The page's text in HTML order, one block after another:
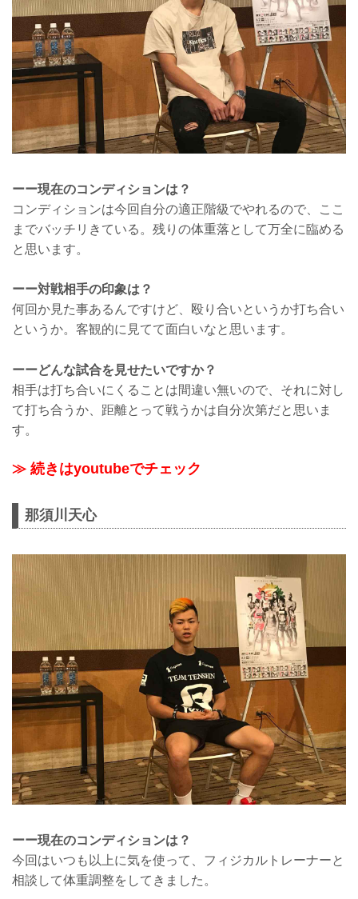
ーー現在のコンディションは？
コンディションは今回自分の適正階級でやれるので、ここ
までバッチリきている。残りの体重落として万全に臨める
と思います。
ーー対戦相手の印象は？
何回か見た事あるんですけど、殴り合いというか打ち合い
というか。客観的に見てて面白いなと思います。
ーーどんな試合を見せたいですか？
相手は打ち合いにくることは間違い無いので、それに対し
て打ち合うか、距離とって戦うかは自分次第だと思いま
す。
≫ 続きはyoutubeでチェック
那須川天心
ーー現在のコンディションは？
今回はいつも以上に気を使って、フィジカルトレーナーと
相談して体重調整をしてきました。